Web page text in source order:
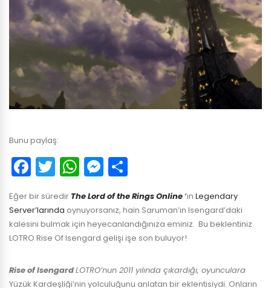
Bunu paylaş:
Facebook
Twitter
WhatsApp
Messenger
Eğer bir süredir The Lord of the Rings Online‘ın Legendary
Server’larında oynuyorsanız, hain Saruman’ın Isengard’daki
kalesini bulmak için heyecanlandığınıza eminiz. Bu beklentiniz
LOTRO Rise Of Isengard gelişi işe son buluyor!
Rise of IsengardLOTRO’nun 2011 yılında çıkardığı, oyunculara
Yüzük Kardeşliği’nin yolculuğunu anlatan bir eklentisiydi. Onların